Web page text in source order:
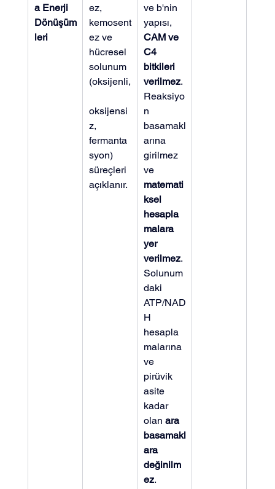
a Enerji
Dönüşüm
leri
ez,
kemosent
ez ve
hücresel
solunum
(oksijenli,
oksijensi
z,
fermanta
syon)
süreçleri
açıklanır.
ve b'nin
yapısı,
CAM ve
C4
bitkileri
verilmez.
Reaksiyo
n
basamakl
arına
girilmez
ve
matemati
ksel
hesapla
malara
yer
verilmez.
Solunum
daki
ATP/NAD
H
hesapla
malarına
ve
pirüvik
asite
kadar
olan ara
basamakl
ara
değinilm
ez.